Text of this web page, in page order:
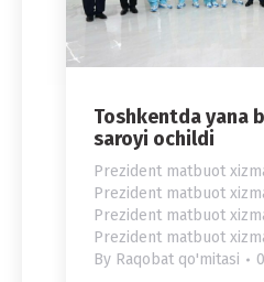
Toshkentda yana
saroyi ochildi
Prezident matbuot
Prezident matbuot
Prezident matbuot
Prezident matbuot
By Raqobat qo'mitasi